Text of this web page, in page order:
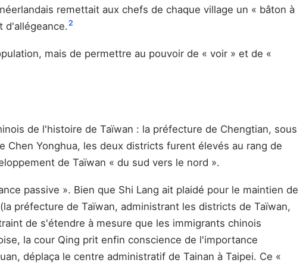
remettait aux chefs de chaque village un « bâton à
d'allégeance.2
mais de permettre au pouvoir de « voir » et de «
de l'histoire de Taïwan : la préfecture de Chengtian, sous
Chen Yonghua, les deux districts furent élevés au rang de
de Taïwan « du sud vers le nord ».
passive ». Bien que Shi Lang ait plaidé pour le maintien de
préfecture de Taïwan, administrant les districts de Taïwan,
de s'étendre à mesure que les immigrants chinois
la cour Qing prit enfin conscience de l'importance
déplaça le centre administratif de Tainan à Taipei. Ce «